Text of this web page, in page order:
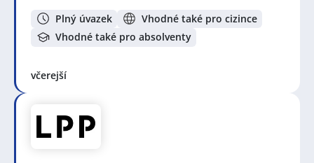
Plný úvazek
Vhodné také pro cizince
Vhodné také pro absolventy
včerejší